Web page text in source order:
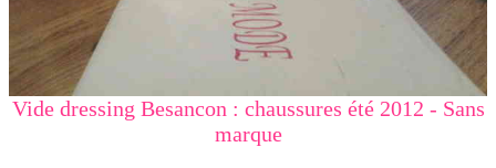
Vide dressing Besancon : chaussures été 2012 - Sans
marque